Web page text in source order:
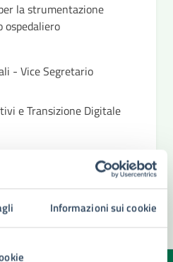
Informazioni sui cookie
la strumentazione
- Vice Segretario
e Transizione Digitale